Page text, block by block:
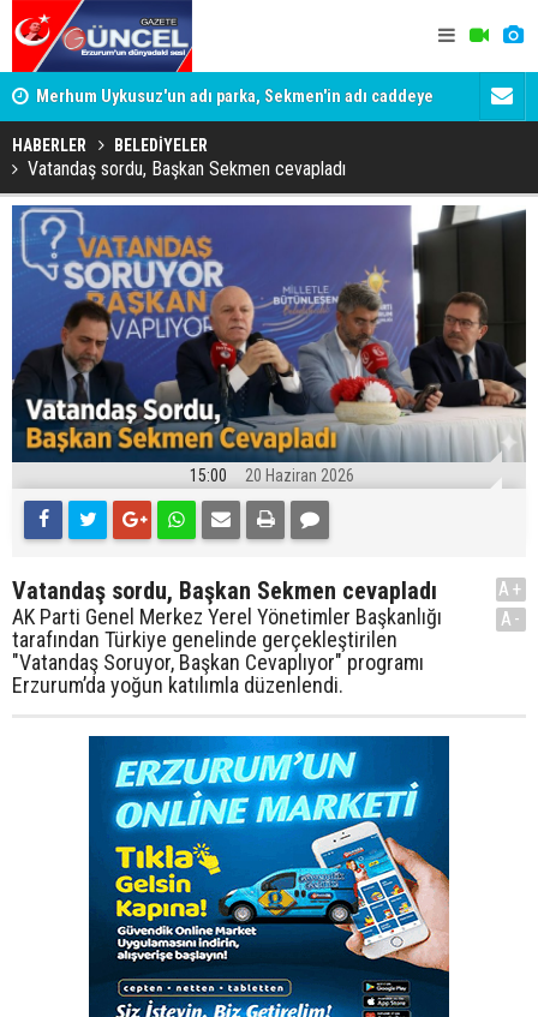
Merhum Uykusuz'un adı parka, Sekmen'in adı caddeye
verildi
HABERLER BELEDİYELER
Vatandaş sordu, Başkan Sekmen cevapladı
15:00 20 Haziran 2026
Vatandaş sordu, Başkan Sekmen cevapladı
AK Parti Genel Merkez Yerel Yönetimler Başkanlığı
tarafından Türkiye genelinde gerçekleştirilen
"Vatandaş Soruyor, Başkan Cevaplıyor" programı
Erzurum’da yoğun katılımla düzenlendi.
A+
A-